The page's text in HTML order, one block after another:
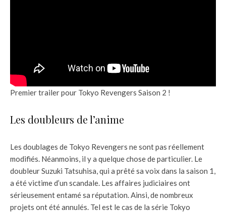
Premier trailer pour Tokyo Revengers Saison 2 !
Les doubleurs de l’anime
Les doublages de Tokyo Revengers ne sont pas réellement
modifiés. Néanmoins, il y a quelque chose de particulier. Le
doubleur Suzuki Tatsuhisa, qui a prêté sa voix dans la saison 1,
a été victime d’un scandale. Les affaires judiciaires ont
sérieusement entamé sa réputation. Ainsi, de nombreux
projets ont été annulés. Tel est le cas de la série Tokyo